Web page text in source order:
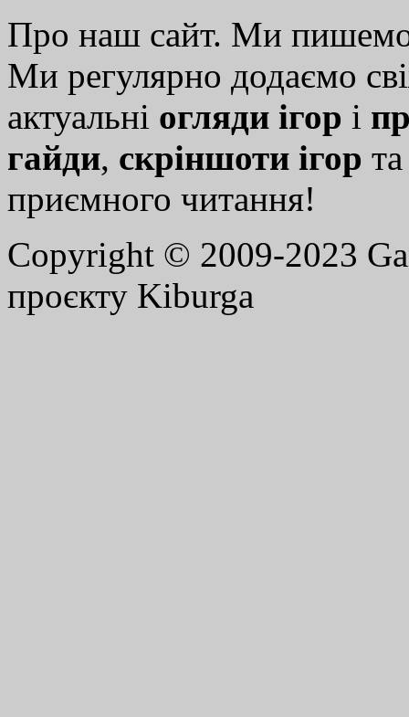
Про наш сайт. Ми
Ми регулярно додаємо
актуальні огляди ігор і
гайди, скріншоти ігор
приємного читання!
Copyright © 2009-2023
проєкту Kiburga